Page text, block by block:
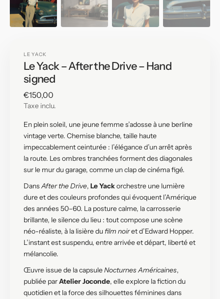
LE YACK
Le Yack – After the Drive – Hand
signed
Prix
habituel
€150,00
Taxe inclu.
En plein soleil, une jeune femme s’adosse à une berline
vintage verte. Chemise blanche, taille haute
impeccablement ceinturée : l’élégance d’un arrêt après
la route. Les ombres tranchées forment des diagonales
sur le mur du garage, comme un clap de cinéma figé.
DansAfter the Drive, Le Yackorchestre une lumière
dure et des couleurs profondes qui évoquent l’Amérique
des années 50–60. La posture calme, la carrosserie
brillante, le silence du lieu : tout compose une scène
néo-réaliste, à la lisière du film noiret d’Edward Hopper.
L’instant est suspendu, entre arrivée et départ, liberté et
mélancolie.
Œuvre issue de la capsuleNocturnes Américaines,
publiée parAtelier Joconde, elle explore la fiction du
quotidien et la force des silhouettes féminines dans